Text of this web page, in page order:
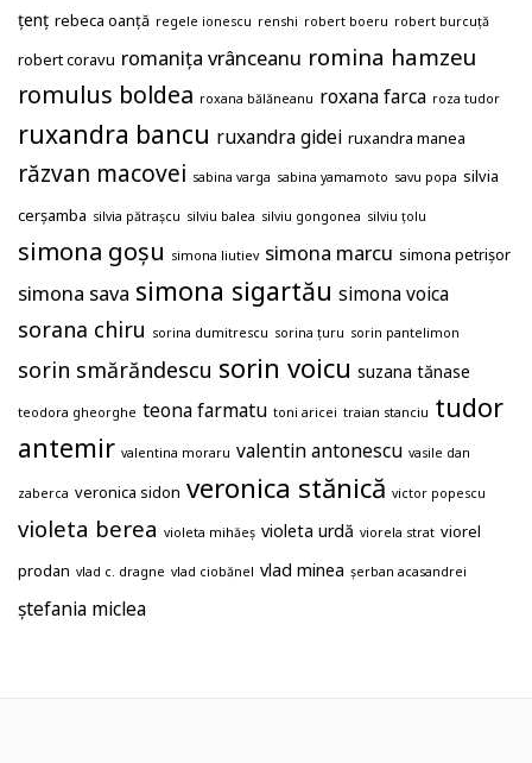
țenț rebeca oanță regele ionescu renshi robert boeru robert burcuță
robert coravu romanița vrânceanu romina hamzeu
romulus boldea roxana bălăneanu roxana farca roza tudor
ruxandra bancu ruxandra gidei ruxandra manea
răzvan macovei sabina varga sabina yamamoto savu popa silvia
cerșamba silvia pătrașcu silviu balea silviu gongonea silviu țolu
simona goșu simona liutiev simona marcu simona petrișor
simona sava simona sigartău simona voica
sorana chiru sorina dumitrescu sorina țuru sorin pantelimon
sorin smărăndescu sorin voicu suzana tănase
teodora gheorghe teona farmatu toni aricei traian stanciu tudor
antemir valentina moraru valentin antonescu vasile dan
zaberca veronica sidon veronica stănică victor popescu
violeta berea violeta mihăeș violeta urdă viorela strat viorel
prodan vlad c. dragne vlad ciobănel vlad minea șerban acasandrei
ștefania miclea